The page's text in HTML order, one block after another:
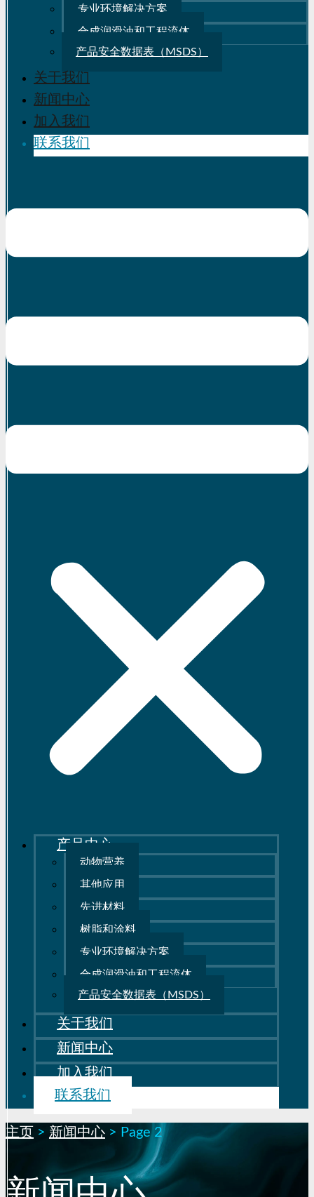
专业环境解决方案
合成润滑油和工程流体
产品安全数据表（MSDS）
关于我们
新闻中心
加入我们
联系我们
产品中心
动物营养
其他应用
先进材料
树脂和涂料
专业环境解决方案
合成润滑油和工程流体
产品安全数据表（MSDS）
关于我们
新闻中心
加入我们
联系我们
主页 > 新闻中心 > Page 2